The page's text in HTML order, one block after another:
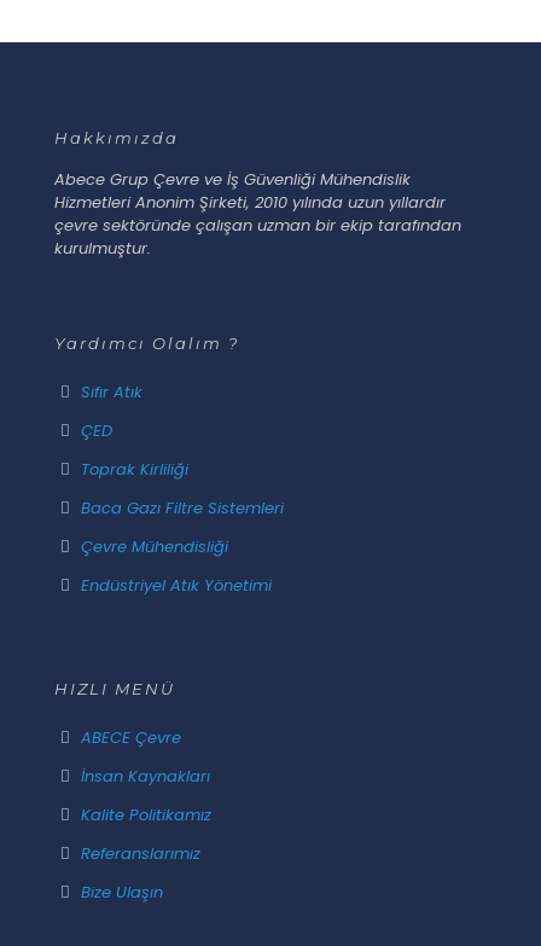
Hakkımızda
Abece Grup Çevre ve İş Güvenliği Mühendislik
Hizmetleri Anonim Şirketi, 2010 yılında uzun yıllardır
çevre sektöründe çalışan uzman bir ekip tarafından
kurulmuştur.
Yardımcı Olalım ?
Sıfır Atık
ÇED
Toprak Kirliliği
Baca Gazı Filtre Sistemleri
Çevre Mühendisliği
Endüstriyel Atık Yönetimi
HIZLI MENÜ
ABECE Çevre
İnsan Kaynakları
Kalite Politikamız
Referanslarımız
Bize Ulaşın